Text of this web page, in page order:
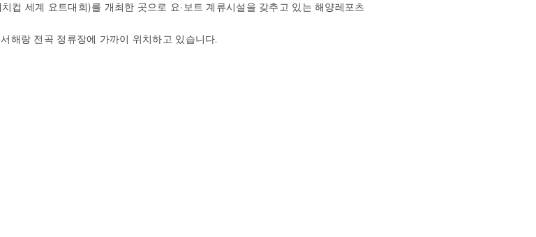
컵 세계 요트대회)를 개최한 곳으로 요·보트 계류시설을 갖추고 있는 해양레포츠
해랑 전곡 정류장에 가까이 위치하고 있습니다.